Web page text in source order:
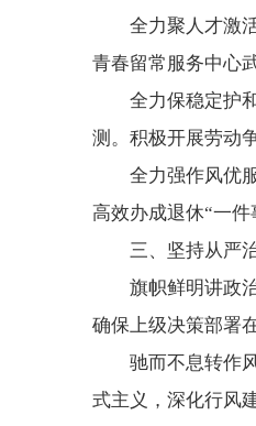
全力聚人才激
青春留常服务中心
全力保稳定护
测。积极开展劳动
全力强作风优
高效办成退休“一
三、坚持从严
旗帜鲜明讲政
确保上级决策部署
驰而不息转作
式主义，深化行风